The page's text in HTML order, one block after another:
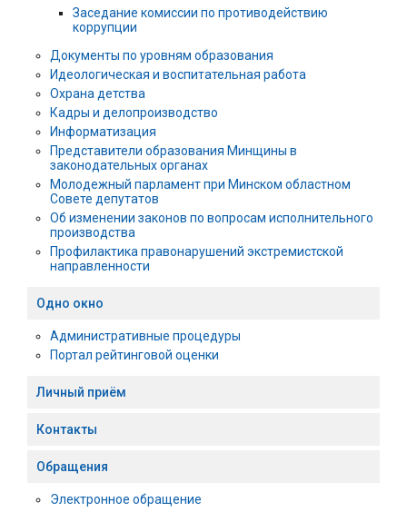
Заседание комиссии по противодействию
коррупции
Документы по уровням образования
Идеологическая и воспитательная работа
Охрана детства
Кадры и делопроизводство
Информатизация
Представители образования Минщины в
законодательных органах
Молодежный парламент при Минском областном
Совете депутатов
Об изменении законов по вопросам исполнительного
производства
Профилактика правонарушений экстремистской
направленности
Одно окно
Административные процедуры
Портал рейтинговой оценки
Личный приём
Контакты
Обращения
Электронное обращение